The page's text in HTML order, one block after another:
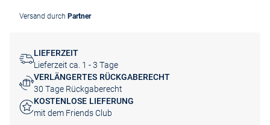
Versand durch Partner
LIEFERZEIT
Lieferzeit ca. 1 - 3 Tage
VERLÄNGERTES RÜCKGABERECHT
30 Tage Rückgaberecht
KOSTENLOSE LIEFERUNG
mit dem Friends Club